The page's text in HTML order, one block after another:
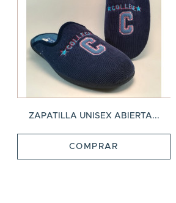
ZAPATILLA UNISEX ABIERTA...
COMPRAR